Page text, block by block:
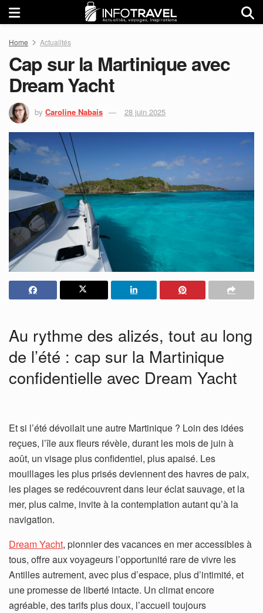
Home Actualités
Cap sur la Martinique avec
Dream Yacht
by Caroline Nabais 28 juin 2025
Au rythme des alizés, tout au long
de l’été : cap sur la Martinique
confidentielle avec Dream Yacht
Et si l’été dévoilait une autre Martinique ? Loin des idées
reçues, l’île aux fleurs révèle, durant les mois de juin à
août, un visage plus confidentiel, plus apaisé. Les
mouillages les plus prisés deviennent des havres de paix,
les plages se redécouvrent dans leur éclat sauvage, et la
mer, plus calme, invite à la contemplation autant qu’à la
navigation.
Dream Yacht, pionnier des vacances en mer accessibles à
tous, offre aux voyageurs l’opportunité rare de vivre les
Antilles autrement, avec plus d’espace, plus d’intimité, et
une promesse de liberté intacte. Un climat encore
agréable, des tarifs plus doux, l’accueil toujours